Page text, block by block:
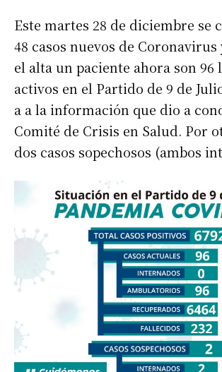
Este martes 28 de diciembre se
48 casos nuevos de
el alta un paciente ahora son 96
activos en el Partido de 9 de
a a la información que dio a
Comité de Crisis en Salud. Por
dos casos sopechosos (ambos